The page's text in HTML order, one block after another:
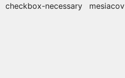
checkbox-necessary
mesiacov